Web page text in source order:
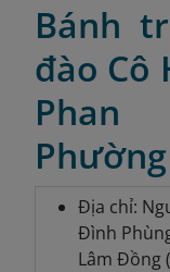
Bánh
đào Cô
Phan
Địa chỉ:
Đình
Lâm Đồng (